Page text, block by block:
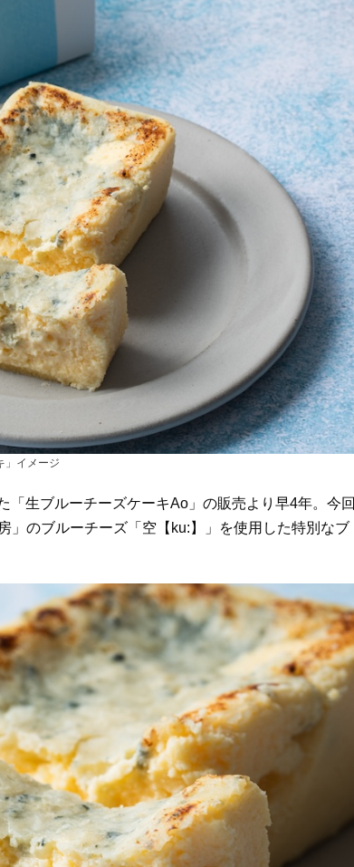
」イメージ
生ブルーチーズケーキAo」の販売より早4年。今回
」のブルーチーズ「空【ku:】」を使用した特別なブ